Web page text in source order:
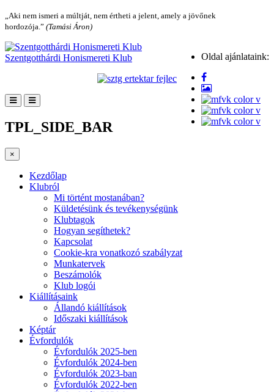
„Aki nem ismeri a múltját, nem értheti a jelent, amely a jövőnek
hordozója.” (Tamási Áron)
Oldal ajánlataink:
Szentgotthárdi Honismereti Klub
TPL_SIDE_BAR
×
Kezdőlap
Klubról
Mi történt mostanában?
Küldetésünk és tevékenységünk
Klubtagok
Hogyan segíthetek?
Kapcsolat
Cookie-kra vonatkozó szabályzat
Munkatervek
Beszámolók
Klub logói
Kiállításaink
Állandó kiállítások
Időszaki kiállítások
Képtár
Évfordulók
Évfordulók 2025-ben
Évfordulók 2024-ben
Évfordulók 2023-ban
Évfordulók 2022-ben